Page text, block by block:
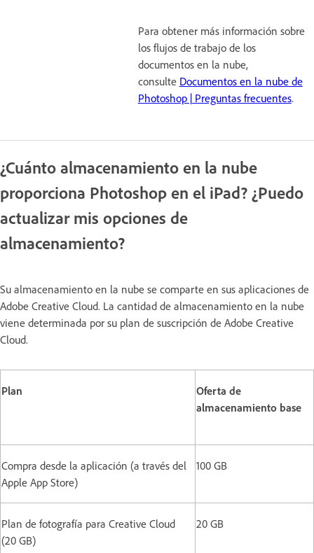
Para obtener más información sobre
los flujos de trabajo de los
documentos en la nube,
consulte Documentos en la nube de
Photoshop | Preguntas frecuentes.
¿Cuánto almacenamiento en la nube
proporciona Photoshop en el iPad? ¿Puedo
actualizar mis opciones de
almacenamiento?
Su almacenamiento en la nube se comparte en sus aplicaciones de
Adobe Creative Cloud. La cantidad de almacenamiento en la nube
viene determinada por su plan de suscripción de Adobe Creative
Cloud.
Plan
Oferta de
almacenamiento base
Compra desde la aplicación (a través del
Apple App Store)
100 GB
Plan de fotografía para Creative Cloud
(20 GB)
20 GB